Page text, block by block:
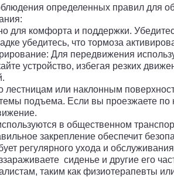
определенных правил для
комфорта и поддержки.
убедитесь, что тормоза
Для передвижения
устройство, избегая резких
или наклонным
подъема. Если вы проезжаете по
в общественном
закрепление обеспечит
регулярного ухода и
сиденье и другие его
таким как физиотерапевты